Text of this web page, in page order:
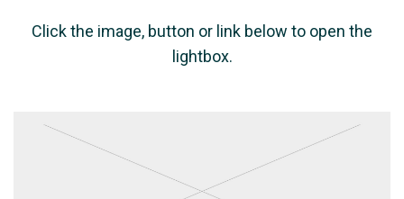
Click the image, button or link below to open the
lightbox.